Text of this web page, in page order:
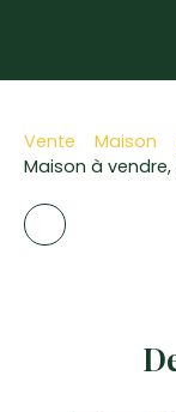
Vente Maison
Maison à